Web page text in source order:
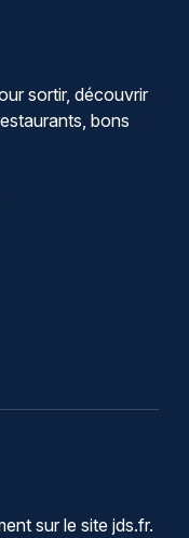
sortir, découvrir
bons
sur le site jds.fr.